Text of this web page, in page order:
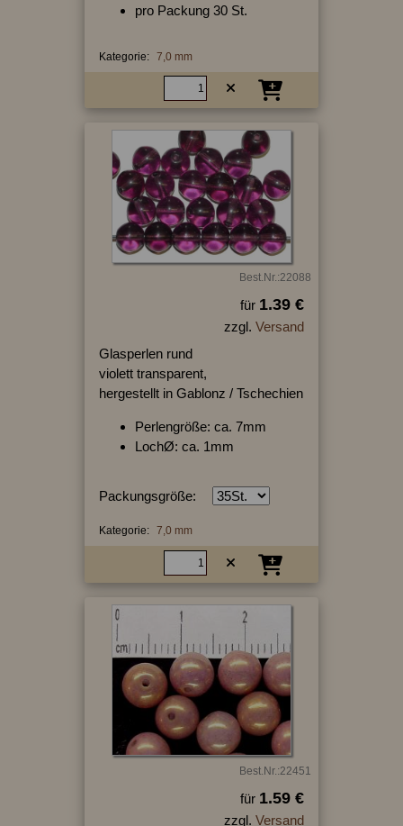
pro Packung 30 St.
Kategorie: 7,0 mm
Best.Nr.:22088
für 1.39 €
zzgl. Versand
Glasperlen rund
violett transparent,
hergestellt in Gablonz / Tschechien
Perlengröße: ca. 7mm
LochØ: ca. 1mm
Packungsgröße:
Kategorie: 7,0 mm
Best.Nr.:22451
für 1.59 €
zzgl. Versand